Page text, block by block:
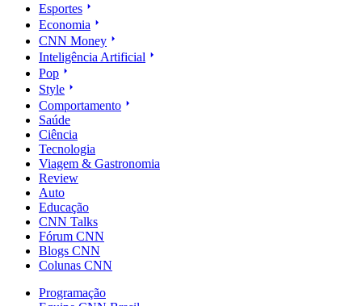
Esportes
Economia
CNN Money
Inteligência Artificial
Pop
Style
Comportamento
Saúde
Ciência
Tecnologia
Viagem & Gastronomia
Review
Auto
Educação
CNN Talks
Fórum CNN
Blogs CNN
Colunas CNN
Programação